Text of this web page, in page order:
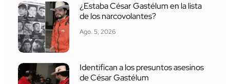
¿Estaba César Gastélum en la lista
de los narcovolantes?
Ago. 5, 2026
Identifican a los presuntos asesinos
de César Gastélum